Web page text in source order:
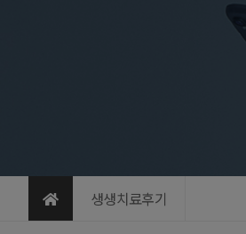
생생치료후기